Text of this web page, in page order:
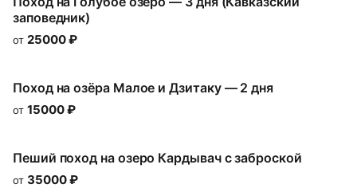
заповедник)
от 25000₽
Поход на озёра Малое и Дзитаку — 2 дня
от 15000₽
Пеший поход на озеро Кардывач с заброской
от 35000₽